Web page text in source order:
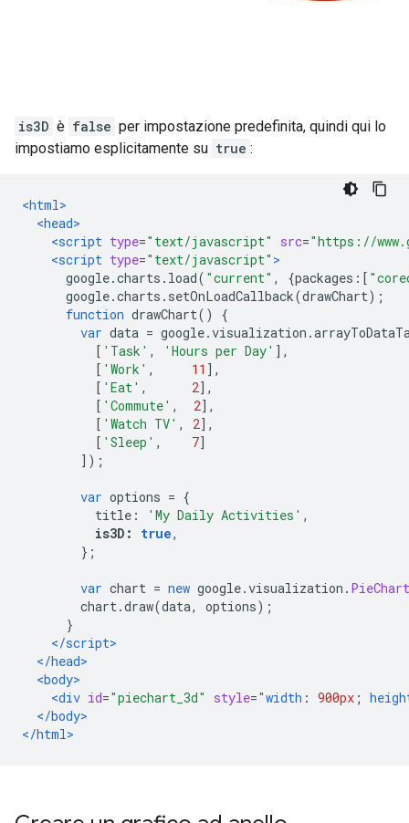
is3D è false per impostazione predefinita, quindi qui lo
impostiamo esplicitamente su true :
<html>
<head>
<script type="text/javascript" src="https://
<script type="text/javascript" >
google.charts . load( "current" , {packages :[
google.charts . setOnLoadCallback(drawChart);
function drawChart()
{
var data = google.visualization .
[ 'Task' , 'Hours per Day' ],
[ 'Work' , 11 ],
[ 'Eat' , 2],
[ 'Commute' , 2],
[ 'Watch TV' , 2],
[ 'Sleep' , 7]
]);
var options = {
title : 'My Daily Activities' ,
is3D : true,
};
var chart = new google.visualization . PieChart
chart.draw(data, options);
}
</script>
</head>
<body>
<div id="piechart_3d" style="width : 900px ;
</body>
</html>